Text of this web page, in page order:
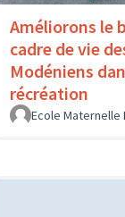
Améliorons le
cadre de vie
Modéniens
récréation
Ecole Maternelle